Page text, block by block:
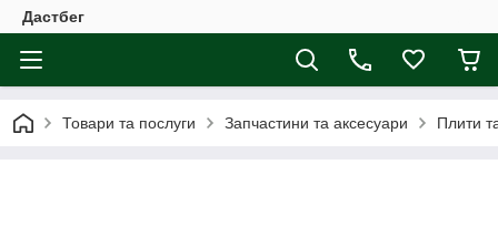
Дастбег
Товари та послуги Запчастини та аксесуари Плити